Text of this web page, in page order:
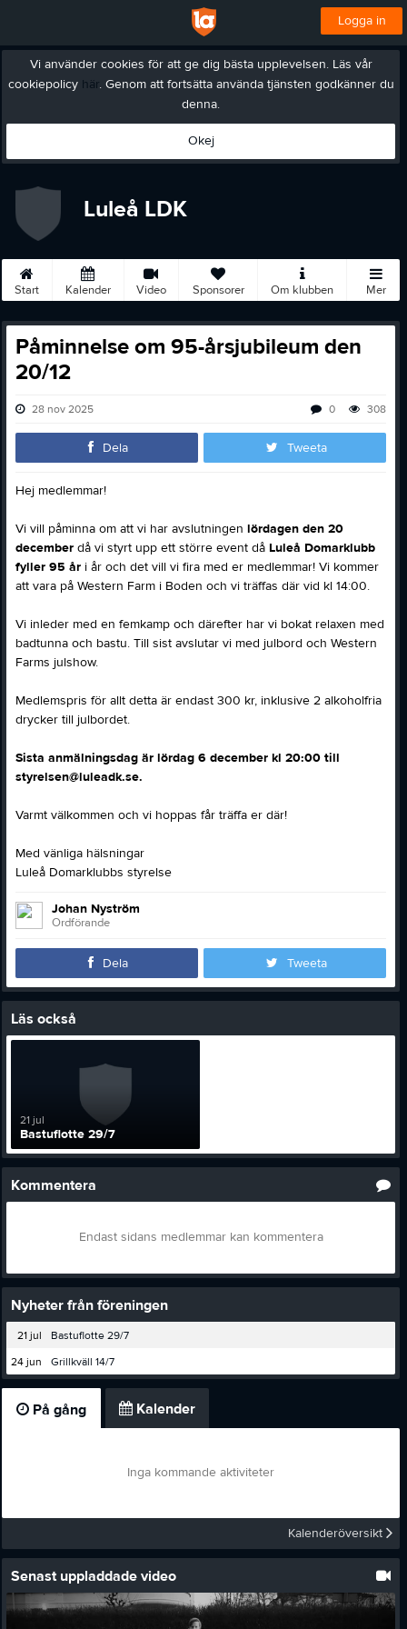
Logga in
Vi använder cookies för att ge dig bästa upplevelsen. Läs vår
cookiepolicy här. Genom att fortsätta använda tjänsten godkänner du
denna.
Okej
Luleå LDK
Start Kalender Video Sponsorer Om klubben Mer
Påminnelse om 95-årsjubileum den
20/12
28 nov 2025 308
0
Dela Tweeta
Hej medlemmar!
Vi vill påminna om att vi har avslutningen lördagen den 20
december då vi styrt upp ett större event då Luleå Domarklubb
fyller 95 år i år och det vill vi fira med er medlemmar! Vi kommer
att vara på Western Farm i Boden och vi träffas där vid kl 14:00.
Vi inleder med en femkamp och därefter har vi bokat relaxen med
badtunna och bastu. Till sist avslutar vi med julbord och Western
Farms julshow.
Medlemspris för allt detta är endast 300 kr, inklusive 2 alkoholfria
drycker till julbordet.
Sista anmälningsdag är lördag 6 december kl 20:00 till
styrelsen@luleadk.se.
Varmt välkommen och vi hoppas får träffa er där!
Med vänliga hälsningar
Luleå Domarklubbs styrelse
Johan Nyström
Ordförande
Dela Tweeta
Läs också
21 jul
Bastuflotte 29/7
Kommentera
Endast sidans medlemmar kan kommentera
Nyheter från föreningen
21 jul
Bastuflotte 29/7
24 jun
Grillkväll 14/7
På gång Kalender
Inga kommande aktiviteter
Kalenderöversikt
Senast uppladdade video